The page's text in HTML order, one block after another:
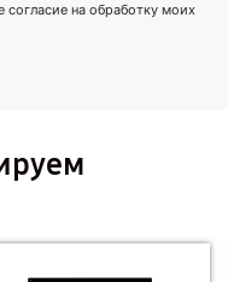
на обработку моих